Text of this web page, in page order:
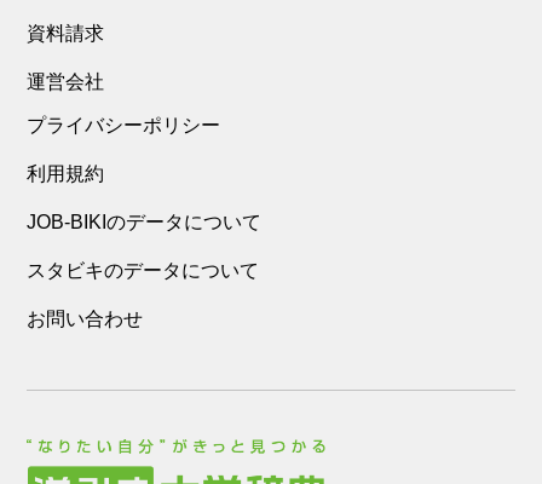
資料請求
運営会社
プライバシーポリシー
利用規約
JOB-BIKIのデータについて
スタビキのデータについて
お問い合わせ